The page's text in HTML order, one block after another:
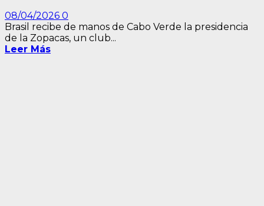
08/04/2026 0
Brasil recibe de manos de Cabo Verde la presidencia
de la Zopacas, un club...
Leer Más